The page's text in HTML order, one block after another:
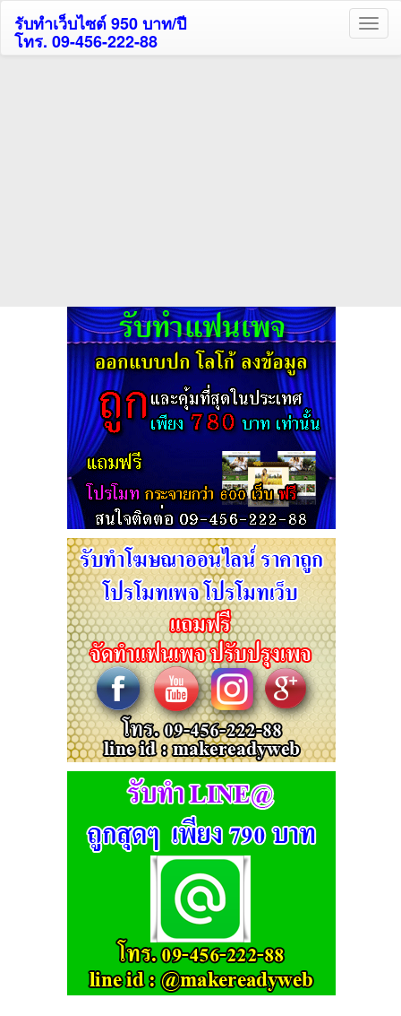
รับทำเว็บไซต์ 950 บาท/ปี
โทร. 09-456-222-88